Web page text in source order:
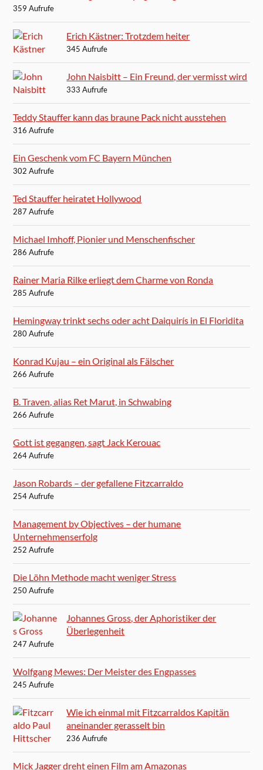
359 Aufrufe
Erich Kästner: Trotzdem heiter
345 Aufrufe
John Naisbitt – Ein Freund, der vermisst wird
333 Aufrufe
Teddy Stauffer kann das braune Pack nicht ausstehen
316 Aufrufe
Ein Geschenk vom FC Bayern München
302 Aufrufe
Ted Stauffer heiratet Hollywood
287 Aufrufe
Michael Imhoff, Pionier und Menschenfischer
286 Aufrufe
Rainer Maria Rilke erliegt dem Charme von Ronda
285 Aufrufe
Hemingway trinkt sechs oder acht Daiquirís in El Floridita
280 Aufrufe
Konrad Kujau – ein Original als Fälscher
266 Aufrufe
B. Traven, alias Ret Marut, in Schwabing
266 Aufrufe
Gott ist gegangen, sagt Jack Kerouac
264 Aufrufe
Jason Robards – der gefallene Fitzcarraldo
254 Aufrufe
Management by Objectives – der humane
Unternehmenserfolg
252 Aufrufe
Die Löhn Methode macht weniger Stress
250 Aufrufe
Johannes Gross, der Aphoristiker der
Überlegenheit
247 Aufrufe
Wolfgang Mewes: Der Meister des Engpasses
245 Aufrufe
Wie ich einmal mit Fitzcarraldos Kapitän
aneinander gerasselt bin
236 Aufrufe
Mick Jagger dreht einen Film am Amazonas